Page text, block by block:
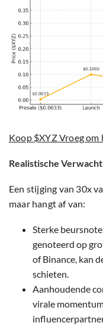
Koop $XYZ Vroeg
Realistische
Een stijging van 30x
maar hangt af van:
Sterke
genoteerd op
of Binance, kan
schieten.
Aanhoudende
virale